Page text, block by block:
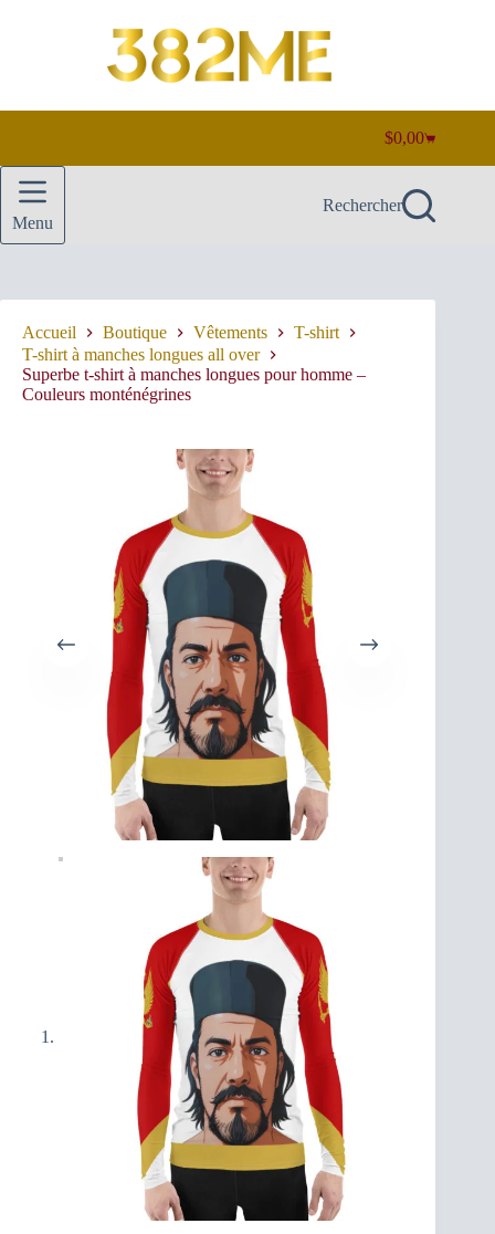
Panier
d’achat
$0,00
Menu
Rechercher
Accueil Boutique Vêtements
T-shirt
T-shirt à manches longues all over
Superbe t-shirt à manches longues pour homme –
Couleurs monténégrines